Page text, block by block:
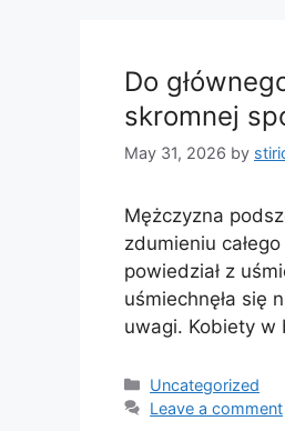
Do
skromnej
May 31, 2026 by
Mężczyzna
zdumieniu
powiedział z
uśmiechnęła się
uwagi. Kobiety w
Categories
Uncategorized
Leave a comment